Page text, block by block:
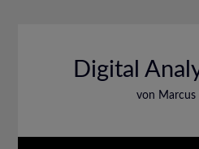
Digital
von Marcus